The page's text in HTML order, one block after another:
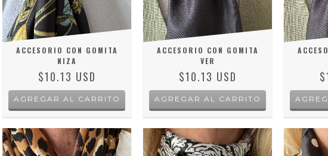
ACCESORIO CON GOMITA
NIZA
$10.13 USD
ACCESORIO CON GOMITA
VER
$10.13 USD